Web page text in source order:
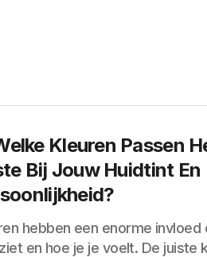
Kleuren Passen
Bij Jouw Huidtint En
hebben een enorme invloed
en hoe je je voelt. De juiste